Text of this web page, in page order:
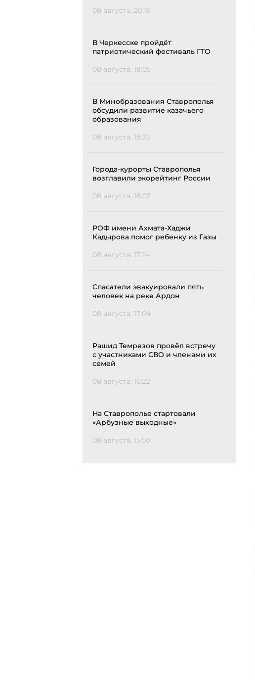
08 августа, 20:16
В Черкесске пройдёт
патриотический фестиваль ГТО
08 августа, 19:05
В Минобразования Ставрополья
обсудили развитие казачьего
образования
08 августа, 18:22
Города-курорты Ставрополья
возглавили экорейтинг России
08 августа, 18:07
РОФ имени Ахмата-Хаджи
Кадырова помог ребенку из Газы
08 августа, 17:24
Спасатели эвакуировали пять
человек на реке Ардон
08 августа, 17:04
Рашид Темрезов провёл встречу
с участниками СВО и членами их
семей
08 августа, 16:22
На Ставрополье стартовали
«Арбузные выходные»
08 августа, 15:50